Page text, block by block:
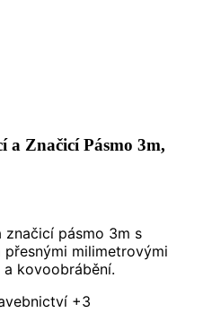
a Značicí Pásmo 3m,
značicí pásmo 3m s
milimetrovými
kovoobrábění.
+3